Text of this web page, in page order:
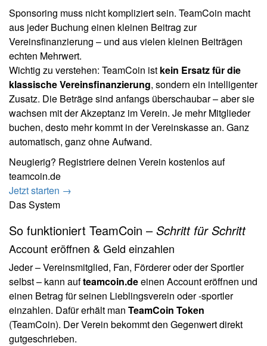
Sponsoring muss nicht kompliziert sein. TeamCoin macht
aus jeder Buchung einen kleinen Beitrag zur
Vereinsfinanzierung – und aus vielen kleinen Beiträgen
echten Mehrwert.
Wichtig zu verstehen: TeamCoin ist kein Ersatz für die
klassische Vereinsfinanzierung, sondern ein intelligenter
Zusatz. Die Beträge sind anfangs überschaubar – aber sie
wachsen mit der Akzeptanz im Verein. Je mehr Mitglieder
buchen, desto mehr kommt in der Vereinskasse an. Ganz
automatisch, ganz ohne Aufwand.
Neugierig? Registriere deinen Verein kostenlos auf
teamcoin.de
Jetzt starten →
Das System
So funktioniert TeamCoin – Schritt für Schritt
Account eröffnen & Geld einzahlen
Jeder – Vereinsmitglied, Fan, Förderer oder der Sportler
selbst – kann aufteamcoin.deeinen Account eröffnen und
einen Betrag für seinen Lieblingsverein oder -sportler
einzahlen. Dafür erhält man TeamCoin Token
(TeamCoin). Der Verein bekommt den Gegenwert direkt
gutgeschrieben.